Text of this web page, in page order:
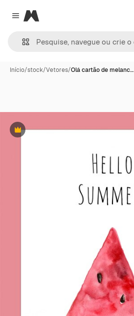
Close menu
Magnific
Início/stock/Vetores/Olá cartão de melanc…
Premium